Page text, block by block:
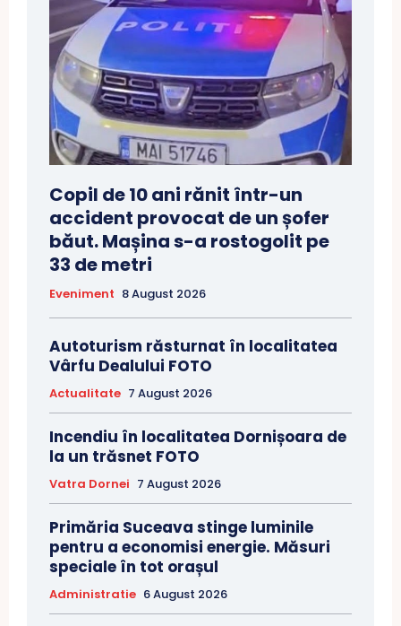
Copil de 10 ani rănit într-un
accident provocat de un șofer
băut. Mașina s-a rostogolit pe
33 de metri
Eveniment 8 August 2026
Autoturism răsturnat în localitatea
Vârfu Dealului FOTO
Actualitate 7 August 2026
Incendiu în localitatea Dornișoara de
la un trăsnet FOTO
Vatra Dornei 7 August 2026
Primăria Suceava stinge luminile
pentru a economisi energie. Măsuri
speciale în tot orașul
Administratie 6 August 2026